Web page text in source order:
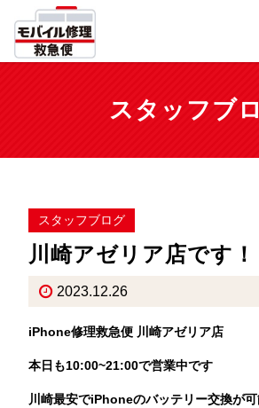
スタッフブ
スタッフブログ
川崎アゼリア店です！
2023.12.26
iPhone修理救急便 川崎アゼリア店
本日も10:00~21:00で営業中です
川崎最安でiPhoneのバッテリー交換が